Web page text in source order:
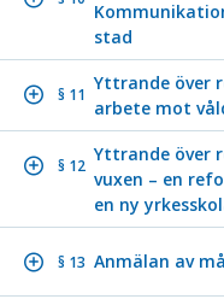
stad
§ 11
Yttrande över
arbete mot
§ 12
Yttrande över
vuxen – en
en ny
§ 13 Anmälan av